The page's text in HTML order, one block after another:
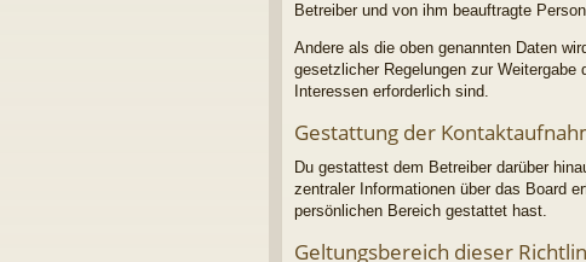
Betreiber und von ihm beauftragte
Andere als die oben genannten Daten
gesetzlicher Regelungen zur
Interessen erforderlich sind.
Gestattung der
Du gestattest dem Betreiber darüber
zentraler Informationen über das Board
persönlichen Bereich gestattet hast.
Geltungsbereich dieser